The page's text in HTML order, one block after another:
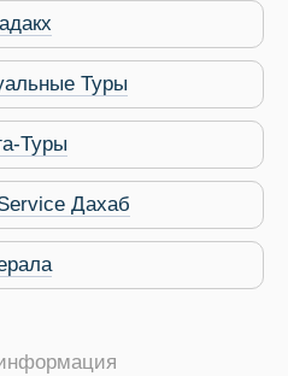
Туры
Туры
Дахаб